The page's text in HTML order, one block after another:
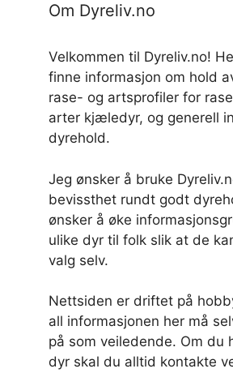
Om Dyreliv.no
Velkommen til Dyreliv.no!
finne informasjon om hold
rase- og artsprofiler for
arter kjæledyr, og generell
dyrehold.
Jeg ønsker å bruke
bevissthet rundt godt
ønsker å øke
ulike dyr til folk slik at de
valg selv.
Nettsiden er driftet på
all informasjonen her må
på som veiledende. Om du
dyr skal du alltid kontakte